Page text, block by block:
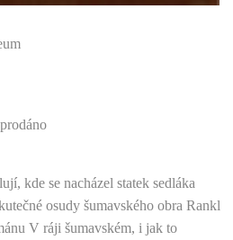
kde se nacházel statek sedláka
osudy šumavského obra Rankl
V ráji šumavském, i jak to